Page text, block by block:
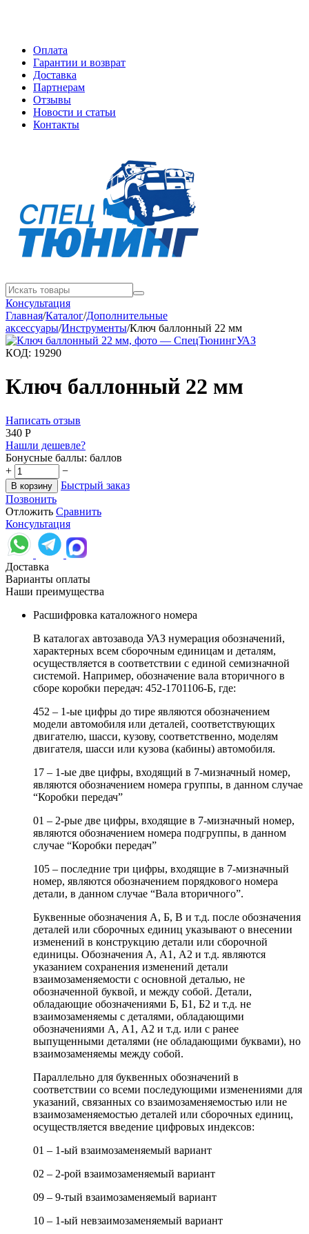
Оплата
Гарантии и возврат
Доставка
Партнерам
Отзывы
Новости и статьи
Контакты
Консультация
Главная/Каталог/Дополнительные
аксессуары/Инструменты/Ключ баллонный 22 мм
КОД: 19290
Ключ баллонный 22 мм
Написать отзыв
‍340‍ Р
Нашли дешевле?
Бонусные баллы: баллов
+
−
В корзину
Быстрый заказ
Позвонить
Отложить Сравнить
Консультация
Доставка
Варианты оплаты
Наши преимущества
Расшифровка каталожного номера
В каталогах автозавода УАЗ нумерация обозначений,
характерных всем сборочным единицам и деталям,
осуществляется в соответствии с единой семизначной
системой. Например, обозначение вала вторичного в
сборе коробки передач: 452-1701106-Б, где:
452 – 1-ые цифры до тире являются обозначением
модели автомобиля или деталей, соответствующих
двигателю, шасси, кузову, соответственно, моделям
двигателя, шасси или кузова (кабины) автомобиля.
17 – 1-ые две цифры, входящий в 7-мизначный номер,
являются обозначением номера группы, в данном случае
“Коробки передач”
01 – 2-рые две цифры, входящие в 7-мизначный номер,
являются обозначением номера подгруппы, в данном
случае “Коробки передач”
105 – последние три цифры, входящие в 7-мизначный
номер, являются обозначением порядкового номера
детали, в данном случае “Вала вторичного”.
Буквенные обозначения А, Б, В и т.д. после обозначения
деталей или сборочных единиц указывают о внесении
изменений в конструкцию детали или сборочной
единицы. Обозначения А, А1, А2 и т.д. являются
указанием сохранения изменений детали
взаимозаменяемости с основной деталью, не
обозначенной буквой, и между собой. Детали,
обладающие обозначениями Б, Б1, Б2 и т.д. не
взаимозаменяемы с деталями, обладающими
обозначениями А, А1, А2 и т.д. или с ранее
выпущенными деталями (не обладающими буквами), но
взаимозаменяемы между собой.
Параллельно для буквенных обозначений в
соответствии со всеми последующими изменениями для
указаний, связанных со взаимозаменяемостью или не
взаимозаменяемостью деталей или сборочных единиц,
осуществляется введение цифровых индексов:
01 – 1-ый взаимозаменяемый вариант
02 – 2-рой взаимозаменяемый вариант
09 – 9-тый взаимозаменяемый вариант
10 – 1-ый невзаимозаменяемый вариант